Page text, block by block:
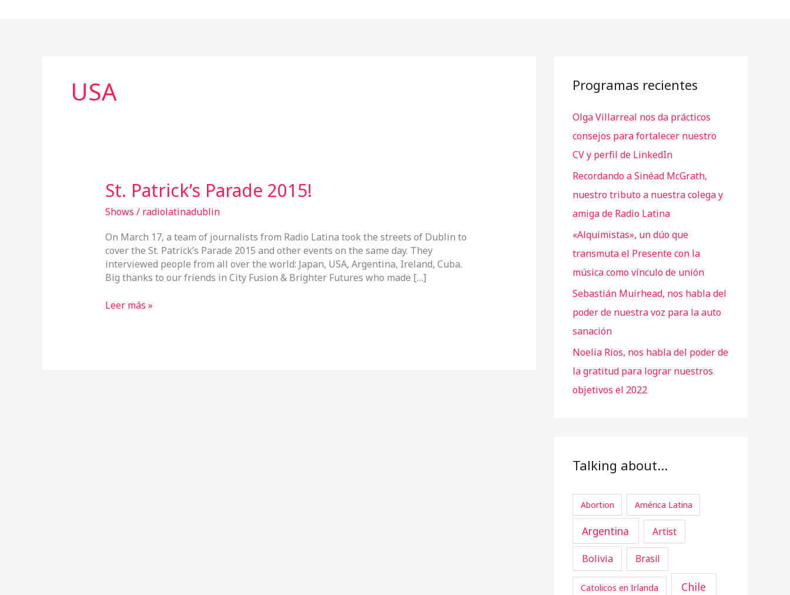
USA
St. Patrick’s Parade 2015!
Shows / radiolatinadublin
On March 17, a team of journalists from Radio Latina took the streets of Dublin to
cover the St. Patrick’s Parade 2015 and other events on the same day. They
interviewed people from all over the world: Japan, USA, Argentina, Ireland, Cuba.
Big thanks to our friends in City Fusion & Brighter Futures who made […]
St.
Patrick’s
Parade
Leer más »
Programas recientes
Olga Villarreal nos da prácticos
consejos para fortalecer nuestro
CV y perfil de LinkedIn
Recordando a Sinéad McGrath,
nuestro tributo a nuestra colega y
amiga de Radio Latina
«Alquimistas», un dúo que
transmuta el Presente con la
música como vínculo de unión
Sebastián Muirhead, nos habla del
poder de nuestra voz para la auto
sanación
Noelia Rios, nos habla del poder de
la gratitud para lograr nuestros
objetivos el 2022
Talking about…
Abortion América Latina
Argentina Artist
Bolivia Brasil
Catolicos en Irlanda Chile